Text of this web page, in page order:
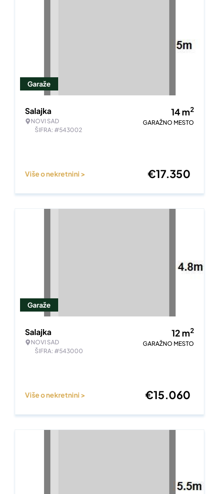
Garaže
Salajka
NOVI SAD
ŠIFRA: #543002
14m2
GARAŽNO MESTO
Više o nekretnini > €17.350
Garaže
Salajka
NOVI SAD
ŠIFRA: #543000
12 m2
GARAŽNO MESTO
Više o nekretnini > €15.060